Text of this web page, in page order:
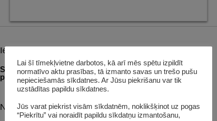
Post
navigation
Iepriekšējais raksts:
Septembrī – Baibas Balodes mandalu izstāde un
punktiņmandalu meistarklase
Nākošais raksts:
Lai šī tīmekļvietne darbotos, kā arī mēs spētu izpildīt
normatīvo aktu prasības, tā izmanto savas un trešo pušu
nepieciešamās sīkdatnes. Ar Jūsu piekrišanu var tik
uzstādītas papildu sīkdatnes.
Jūs varat piekrist visām sīkdatnēm, noklikšķinot uz pogas
“Piekrītu” vai noraidīt papildu sīkdatņu izmantošanu,